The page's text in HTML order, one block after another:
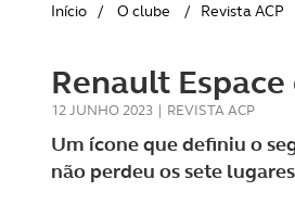
GOLFE
AUTOCARAVANISMO
Início / O clube / Revista ACP
Renault
12 JUNHO 2023 | REVISTA ACP
Um ícone que definiu o
não perdeu os sete